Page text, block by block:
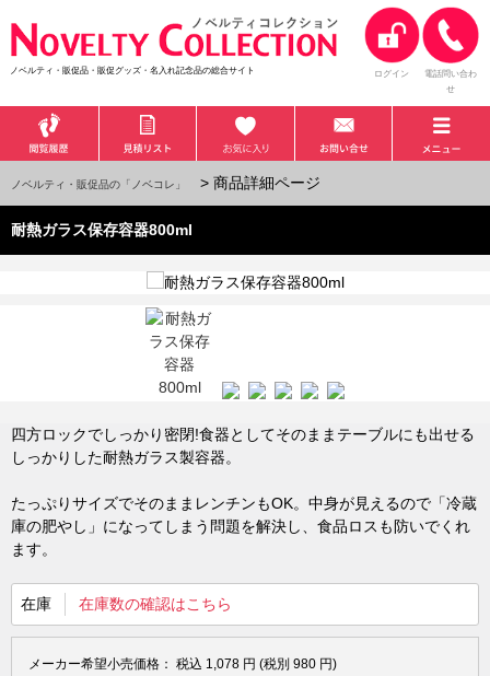
ノベルティ・販促品・販促グッズ・名入れ記念品の総合サイト ログイン
電話問い合わ
せ
ノベルティ・販促品の「ノベコレ」 > 商品詳細ページ
耐熱ガラス保存容器800ml
四方ロックでしっかり密閉!食器としてそのままテーブルにも出せる
しっかりした耐熱ガラス製容器。
たっぷりサイズでそのままレンチンもOK。中身が見えるので「冷蔵
庫の肥やし」になってしまう問題を解決し、食品ロスも防いでくれ
ます。
在庫 在庫数の確認はこちら
メーカー希望小売価格： 税込 1,078 円 (税別 980 円)